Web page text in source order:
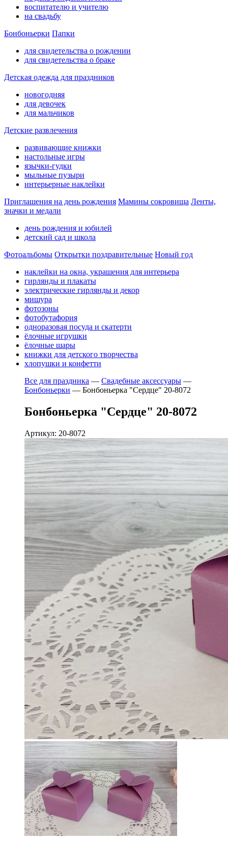
воспитателю и учителю
на свадьбу
Бонбоньерки Папки
для свидетельства о рождении
для свидетельства о браке
Детская одежда для праздников
новогодняя
для девочек
для мальчиков
Детские развлечения
развивающие книжки
настольные игры
язычки-гудки
мыльные пузыри
интерьерные наклейки
Приглашения на день рождения Мамины сокровища Ленты,
значки и медали
день рождения и юбилей
детский сад и школа
Фотоальбомы Открытки поздравительные Новый год
наклейки на окна, украшения для интерьера
гирлянды и плакаты
электрические гирлянды и декор
мишура
фотозоны
фотобутафория
одноразовая посуда и скатерти
ёлочные игрушки
ёлочные шары
книжки для детского творчества
хлопушки и конфетти
Все для праздника — Свадебные аксессуары —
Бонбоньерки — Бонбоньерка "Сердце" 20-8072
Бонбоньерка "Сердце" 20-8072
Артикул: 20-8072